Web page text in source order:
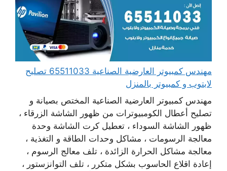
مهندس كمبيوتر العارضية الصناعية 65511033 تصليح
لابتوب و كمبيوتر بالمنزل
مهندس كمبيوتر العارضية الصناعية المختص بصيانة و
تصليح أعطال الكومبيوترات من ظهور الشاشة الزرقاء ،
ظهور الشاشة السوداء ، تعطيل كرت الشاشة وحدة
معالجة الرسومات ، مشاكل وحدات الطاقة و التغذية ،
معالجة مشاكل الحرارة الزائدة ، تلف معالج الرسوم ،
إعادة اقلاع الحاسوب بشكل متكرر ، تلف التوانزستور ،